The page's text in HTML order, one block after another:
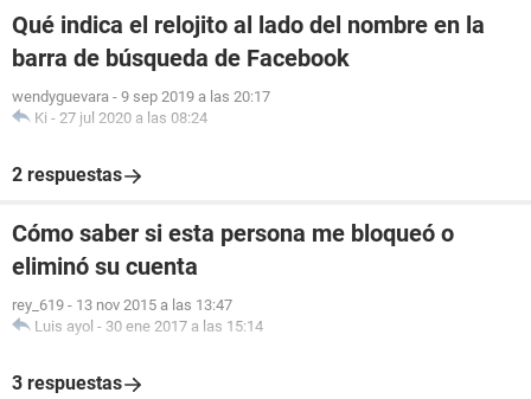
Qué indica el relojito al lado del nombre en la
barra de búsqueda de Facebook
wendyguevara - 9 sep 2019 a las 20:17
Ki - 27 jul 2020 a las 08:24
2 respuestas
Cómo saber si esta persona me bloqueó o
eliminó su cuenta
rey_619 - 13 nov 2015 a las 13:47
Luis ayol - 30 ene 2017 a las 15:14
3 respuestas